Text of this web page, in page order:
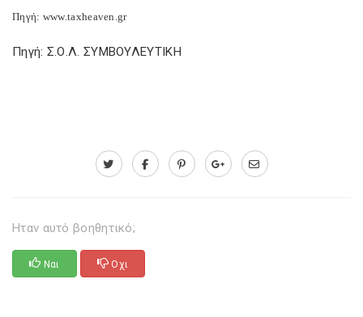
Πηγή: www.taxheaven.gr
Πηγή: Σ.Ο.Λ. ΣΥΜΒΟΥΛΕΥΤΙΚΗ
Ηταν αυτό βοηθητικό;
Ναι Οχι